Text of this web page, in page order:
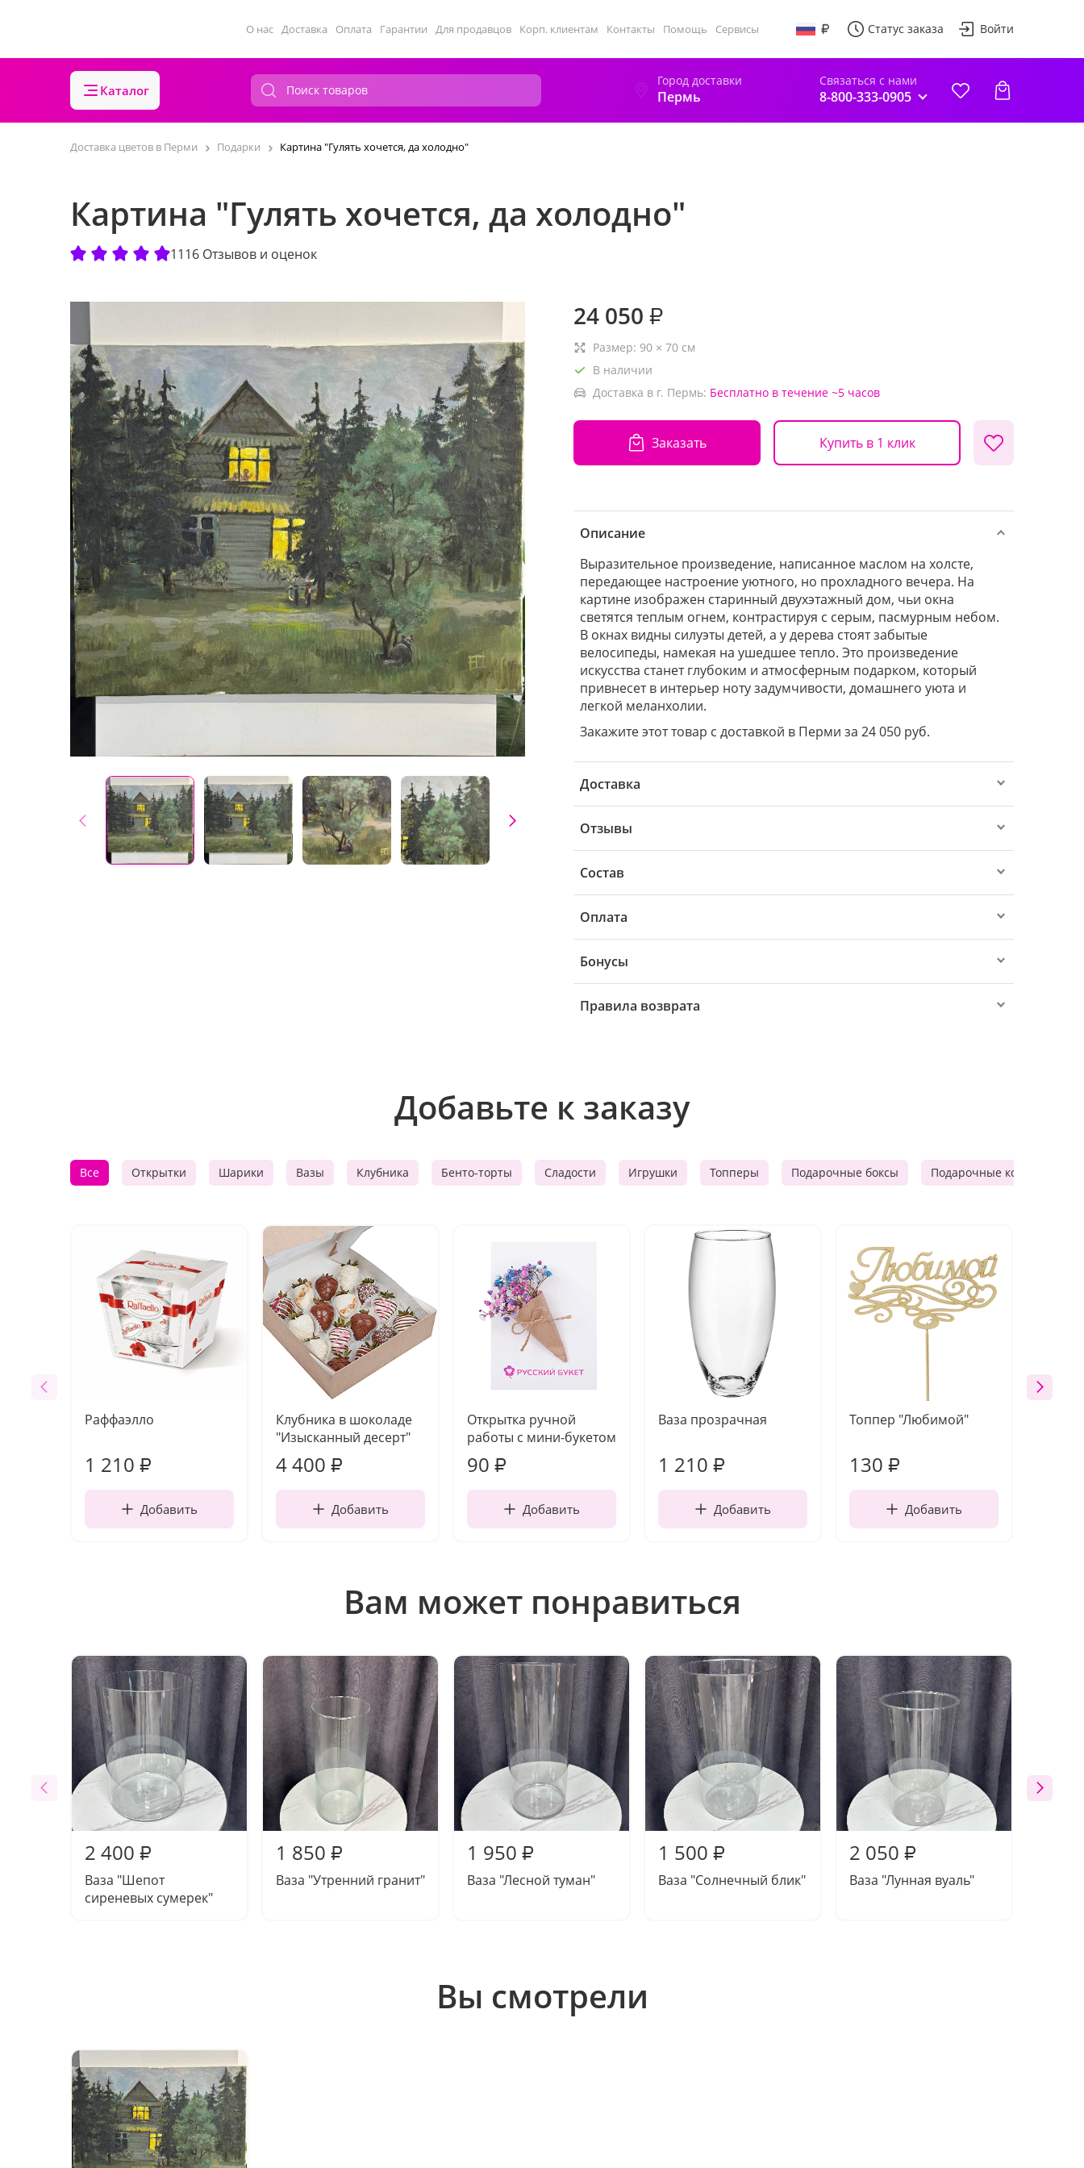
О нас Доставка Оплата Гарантии Для продавцов Корп. клиентам Контакты Помощь Сервисы Статус заказа Войти
Каталог
Город доставки
Пермь
Связаться с нами
8-800-333-0905
Доставка цветов в Перми Подарки Картина "Гулять хочется, да холодно"
Картина "Гулять хочется, да холодно"
1116 Отзывов и оценок
24 050 ₽
Размер: 90 × 70 см
В наличии
Доставка в г. Пермь: Бесплатно в течение ~5 часов
Заказать Купить в 1 клик
Описание
Выразительное произведение, написанное маслом на холсте,
передающее настроение уютного, но прохладного вечера. На
картине изображен старинный двухэтажный дом, чьи окна
светятся теплым огнем, контрастируя с серым, пасмурным небом.
В окнах видны силуэты детей, а у дерева стоят забытые
велосипеды, намекая на ушедшее тепло. Это произведение
искусства станет глубоким и атмосферным подарком, который
привнесет в интерьер ноту задумчивости, домашнего уюта и
легкой меланхолии.
Закажите этот товар с доставкой в Перми за 24 050 руб.
Доставка
Отзывы
Состав
Оплата
Бонусы
Правила возврата
Добавьте к заказу
Все Открытки Шарики Вазы Клубника Бенто-торты Сладости Игрушки Топперы Подарочные боксы Подарочные корзины
Раффаэлло
1 210 ₽
Добавить
Клубника в шоколаде
"Изысканный десерт"
4 400 ₽
Добавить
Открытка ручной
работы с мини-букетом
90 ₽
Добавить
Ваза прозрачная
1 210 ₽
Добавить
Топпер "Любимой"
130 ₽
Добавить
Вам может понравиться
2 400 ₽
Ваза "Шепот
сиреневых сумерек"
1 850 ₽
Ваза "Утренний гранит"
1 950 ₽
Ваза "Лесной туман"
1 500 ₽
Ваза "Солнечный блик"
2 050 ₽
Ваза "Лунная вуаль"
Вы смотрели